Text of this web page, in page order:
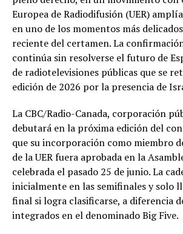
Europea de Radiodifusión (UER)
en uno de los momentos más
reciente del certamen. La
continúa sin resolverse el futuro de
de radiotelevisiones públicas que se
edición de 2026 por la presencia de
La CBC/Radio-Canada, corporación
debutará en la próxima edición del
que su incorporación como miembro
de la UER fuera aprobada en la
celebrada el pasado 25 de junio. La
inicialmente en las semifinales y solo
final si logra clasificarse, a diferencia
integrados en el denominado Big Five.